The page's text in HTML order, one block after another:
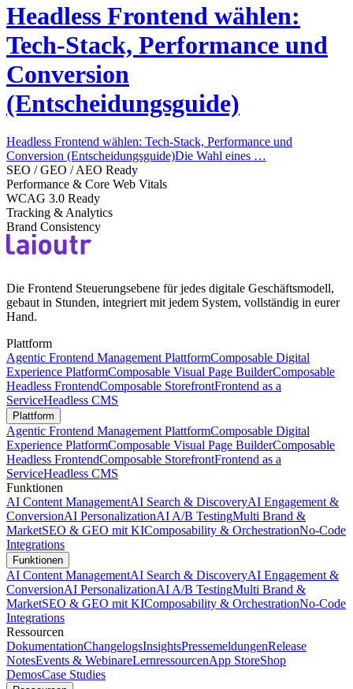
Headless Frontend wählen:
Tech-Stack, Performance und
Conversion
(Entscheidungsguide)
Headless Frontend wählen: Tech-Stack, Performance und
Conversion (Entscheidungsguide)Die Wahl eines …
SEO / GEO / AEO Ready
Performance & Core Web Vitals
WCAG 3.0 Ready
Tracking & Analytics
Brand Consistency
Die Frontend Steuerungsebene für jedes digitale Geschäftsmodell,
gebaut in Stunden, integriert mit jedem System, vollständig in eurer
Hand.
Plattform
Agentic Frontend Management PlattformComposable Digital
Experience PlatformComposable Visual Page BuilderComposable
Headless FrontendComposable StorefrontFrontend as a
ServiceHeadless CMS
Plattform
Agentic Frontend Management PlattformComposable Digital
Experience PlatformComposable Visual Page BuilderComposable
Headless FrontendComposable StorefrontFrontend as a
ServiceHeadless CMS
Funktionen
AI Content ManagementAI Search & DiscoveryAI Engagement &
ConversionAI PersonalizationAI A/B TestingMulti Brand &
MarketSEO & GEO mit KIComposability & OrchestrationNo-Code
Integrations
Funktionen
AI Content ManagementAI Search & DiscoveryAI Engagement &
ConversionAI PersonalizationAI A/B TestingMulti Brand &
MarketSEO & GEO mit KIComposability & OrchestrationNo-Code
Integrations
Ressourcen
DokumentationChangelogsInsightsPressemeldungenRelease
NotesEvents & WebinareLernressourcenApp StoreShop
DemosCase Studies